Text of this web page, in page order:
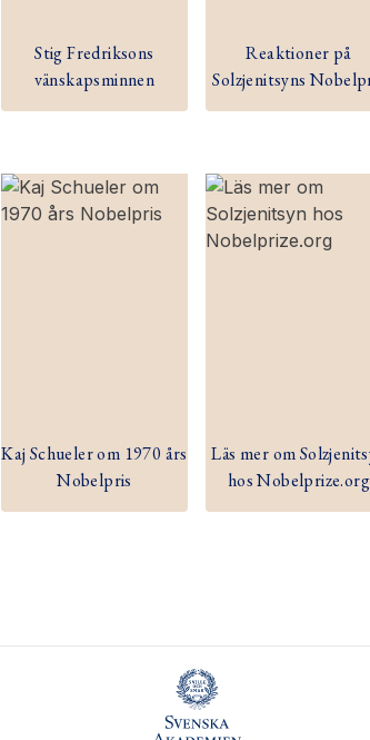
Stig Fredriksons
vänskapsminnen
Reaktioner på
Solzjenitsyns
Kaj Schueler om 1970 års
Nobelpris
Läs mer om
hos Nobelprize.org